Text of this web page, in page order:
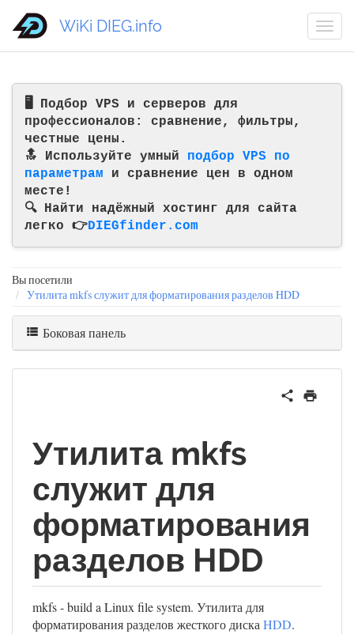
🖥️ Подбор VPS и серверов для
профессионалов: сравнение, фильтры,
честные цены.
🔝 Используйте умный подбор VPS по
параметрам и сравнение цен в одном
месте!
🔍 Найти надёжный хостинг для сайта
легко 👉DIEGfinder.com
WiKi DIEG.info
Вы посетили
Утилита mkfs служит для форматирования разделов HDD
Боковая панель
Утилита mkfs
служит для
форматирования
разделов HDD
mkfs - build a Linux file system. Утилита для
форматирования разделов жесткого диска HDD.